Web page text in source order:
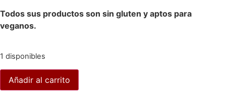
Todos sus productos son sin gluten y aptos para
veganos.
1 disponibles
Añadir al carrito